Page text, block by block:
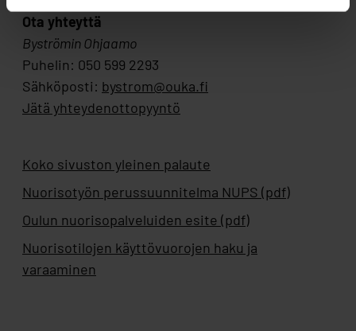
Ota yhteyttä
Byströmin Ohjaamo
Puhelin: 050 599 2293
Sähköposti: bystrom@ouka.fi
Jätä yhteydenottopyyntö
Koko sivuston yleinen palaute
Nuorisotyön perussuunnitelma NUPS (pdf)
Oulun nuorisopalveluiden esite (pdf)
Nuorisotilojen käyttövuorojen haku ja
varaaminen